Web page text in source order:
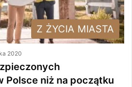
Z ŻYCIA MIASTA
2020
Polsce niż na początku